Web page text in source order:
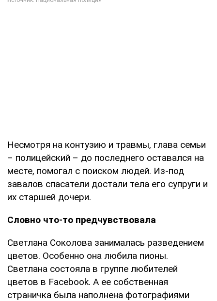
Несмотря на контузию и травмы, глава семьи
– полицейский – до последнего оставался на
месте, помогал с поиском людей. Из-под
завалов спасатели достали тела его супруги и
их старшей дочери.
Словно что-то предчувствовала
Светлана Соколова занималась разведением
цветов. Особенно она любила пионы.
Светлана состояла в группе любителей
цветов в Facebook. А ее собственная
страничка была наполнена фотографиями